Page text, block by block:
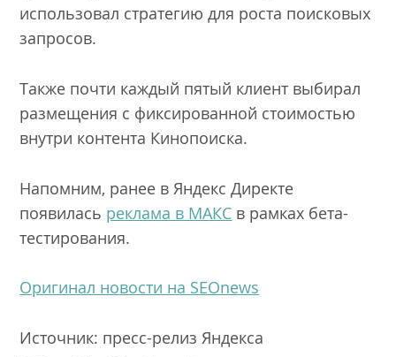
использовал стратегию для роста поисковых
запросов.
Также почти каждый пятый клиент выбирал
размещения с фиксированной стоимостью
внутри контента Кинопоиска.
Напомним, ранее в Яндекс Директе
появилась реклама в МАКС в рамках бета-
тестирования.
Оригинал новости на SEOnews
Источник: пресс-релиз Яндекса